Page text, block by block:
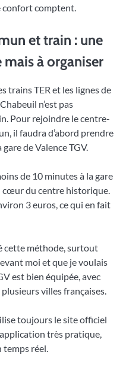
confort comptent.
et train : une
à organiser
trains TER et les lignes de
n’est pas
Pour rejoindre le centre-
il faudra d’abord prendre
de Valence TGV.
de 10 minutes à la gare
cœur du centre historique.
3 euros, ce qui en fait
cette méthode, surtout
moi et que je voulais
est bien équipée, avec
villes françaises.
toujours le site officiel
très pratique,
temps réel.